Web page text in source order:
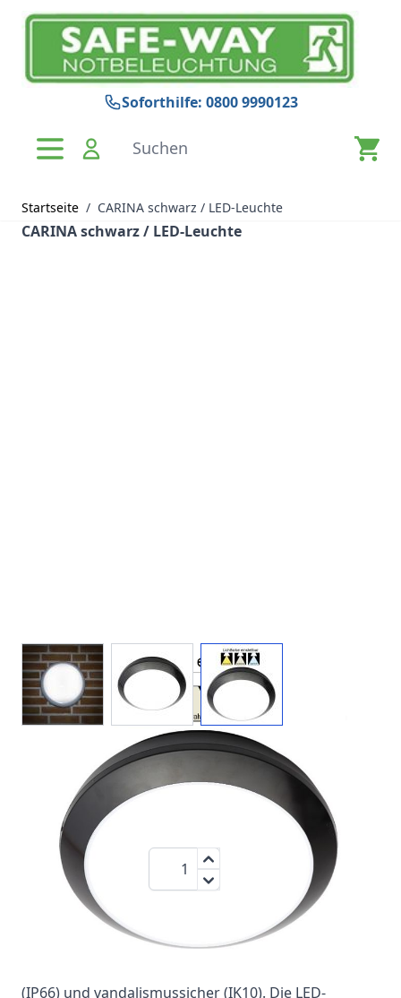
Zum Inhalt springen
Soforthilfe: 0800 9990123
Suchen
Startseite / CARINA schwarz / LED-Leuchte
CARINA schwarz / LED-Leuchte
View larger imageView larger imageView larger image
16 W
1400
IP65
44,95 €
zzgl.MwSt.:
Menge
Vielseitige LED-Deckenleuchte 16W mit Opalschirm.
Das robuste Gehäuse besteht aus verstärktem
(IP66) und vandalismussicher (IK10). Die LED-